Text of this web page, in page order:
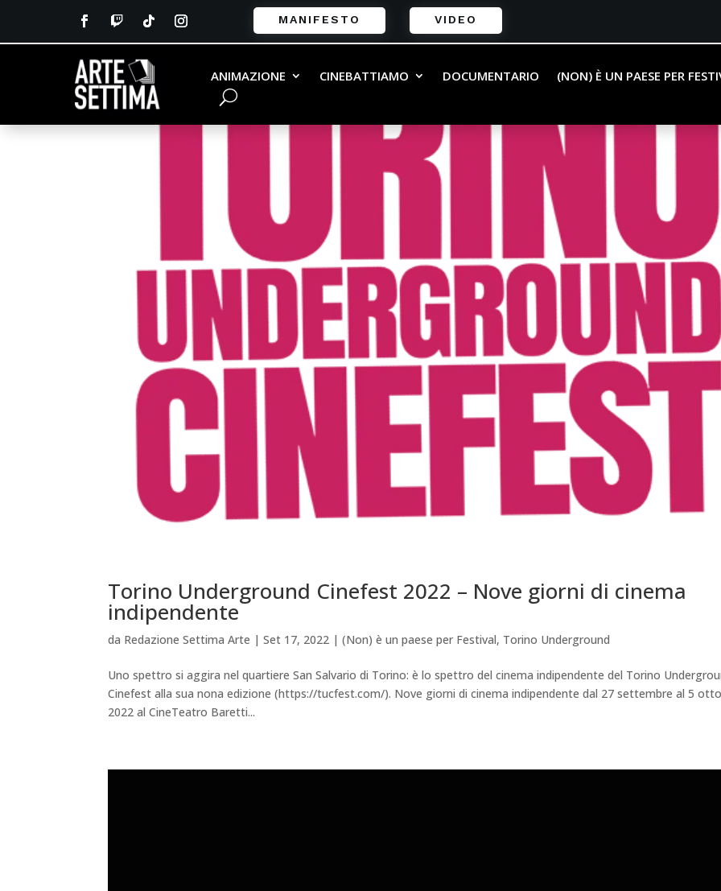
MANIFESTO VIDEO
ANIMAZIONE CINEBATTIAMO DOCUMENTARIO (NON) È UN PAESE PER
Torino Underground Cinefest 2022 – Nove giorni di cinema
indipendente
da Redazione Settima Arte |Set 17, 2022 |(Non) è un paese per Festival, Torino Underground
Uno spettro si aggira nel quartiere San Salvario di Torino: è lo spettro del cinema indipendente del Torino
Cinefest alla sua nona edizione (https://tucfest.com/). Nove giorni di cinema indipendente dal 27 settembre al 5
2022 al CineTeatro Baretti...